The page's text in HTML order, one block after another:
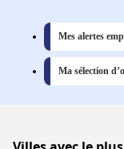
Mes alertes
Ma sélection